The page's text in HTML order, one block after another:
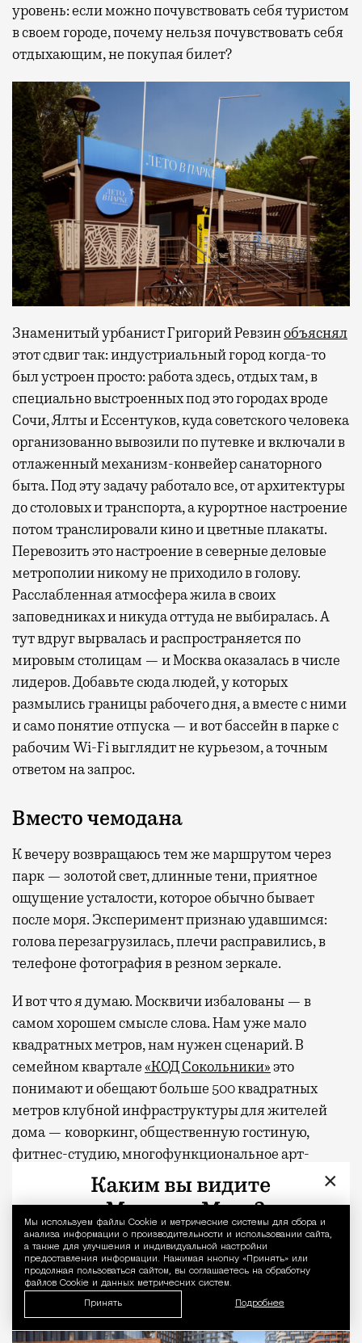
Уведомление
Мы используем файлы Сookie и метрические системы для сбора и
анализа информации о производительности и использовании сайта,
а также для улучшения и индивидуальной настройки
предоставления информации. Нажимая кнопку «Принять» или
продолжая пользоваться сайтом, вы соглашаетесь на обработку
файлов Cookie и данных метрических систем.
Принять Подробнее
уровень: если можно почувствовать себя туристом
в своем городе, почему нельзя почувствовать себя
отдыхающим, не покупая билет?
Знаменитый урбанист Григорий Ревзинобъяснял
этот сдвиг так: индустриальный город когда-то
был устроен просто: работа здесь, отдых там, в
специально выстроенных под это городах вроде
Сочи, Ялты и Ессентуков, куда советского человека
организованно вывозили по путевке и включали в
отлаженный механизм-конвейер санаторного
быта. Под эту задачу работало все, от архитектуры
до столовых и транспорта, а курортное настроение
потом транслировали кино и цветные плакаты.
Перевозить это настроение в северные деловые
метрополии никому не приходило в голову.
Расслабленная атмосфера жила в своих
заповедниках и никуда оттуда не выбиралась. А
тут вдруг вырвалась и распространяется по
мировым столицам — и Москва оказалась в числе
лидеров. Добавьте сюда людей, у которых
размылись границы рабочего дня, а вместе с ними
и само понятие отпуска — и вот бассейн в парке с
рабочим Wi-Fi выглядит не курьезом, а точным
ответом на запрос.
Вместо чемодана
К вечеру возвращаюсь тем же маршрутом через
парк — золотой свет, длинные тени, приятное
ощущение усталости, которое обычно бывает
после моря. Эксперимент признаю удавшимся:
голова перезагрузилась, плечи расправились, в
телефоне фотография в резном зеркале.
И вот что я думаю. Москвичи избалованы — в
самом хорошем смысле слова. Нам уже мало
квадратных метров, нам нужен сценарий. В
семейном квартале«КОД Сокольники»это
понимают и обещают больше 500 квадратных
метров клубной инфраструктуры для жителей
дома — коворкинг, общественную гостиную,
фитнес-студию, многофункциональное арт-
пространство и двухуровневую «игровую» для
детей. А снаружи, через свой тихий вход, будет
легендарный парк со всем его курортным
хозяйством.
×